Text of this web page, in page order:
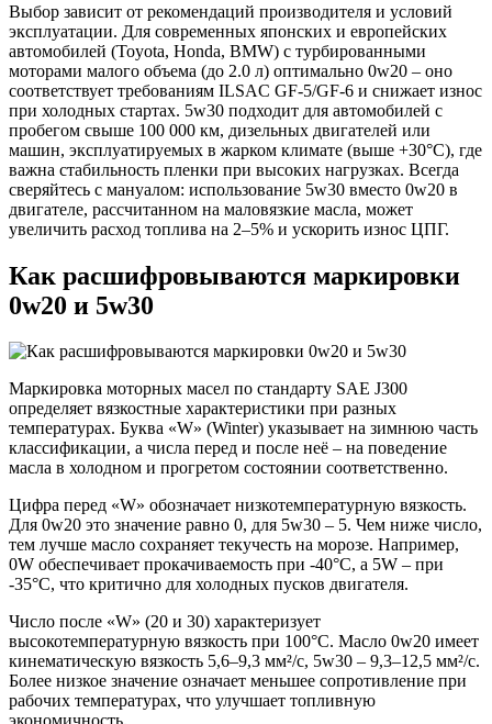
Выбор зависит от рекомендаций производителя и условий
эксплуатации. Для современных японских и европейских
автомобилей (Toyota, Honda, BMW) с турбированными
моторами малого объема (до 2.0 л) оптимально 0w20 – оно
соответствует требованиям ILSAC GF-5/GF-6 и снижает износ
при холодных стартах. 5w30 подходит для автомобилей с
пробегом свыше 100 000 км, дизельных двигателей или
машин, эксплуатируемых в жарком климате (выше +30°C), где
важна стабильность пленки при высоких нагрузках. Всегда
сверяйтесь с мануалом: использование 5w30 вместо 0w20 в
двигателе, рассчитанном на маловязкие масла, может
увеличить расход топлива на 2–5% и ускорить износ ЦПГ.
Как расшифровываются маркировки
0w20 и 5w30
Маркировка моторных масел по стандарту SAE J300
определяет вязкостные характеристики при разных
температурах. Буква «W» (Winter) указывает на зимнюю часть
классификации, а числа перед и после неё – на поведение
масла в холодном и прогретом состоянии соответственно.
Цифра перед «W» обозначает низкотемпературную вязкость.
Для 0w20 это значение равно 0, для 5w30 – 5. Чем ниже число,
тем лучше масло сохраняет текучесть на морозе. Например,
0W обеспечивает прокачиваемость при -40°C, а 5W – при
-35°C, что критично для холодных пусков двигателя.
Число после «W» (20 и 30) характеризует
высокотемпературную вязкость при 100°C. Масло 0w20 имеет
кинематическую вязкость 5,6–9,3 мм²/с, 5w30 – 9,3–12,5 мм²/с.
Более низкое значение означает меньшее сопротивление при
рабочих температурах, что улучшает топливную